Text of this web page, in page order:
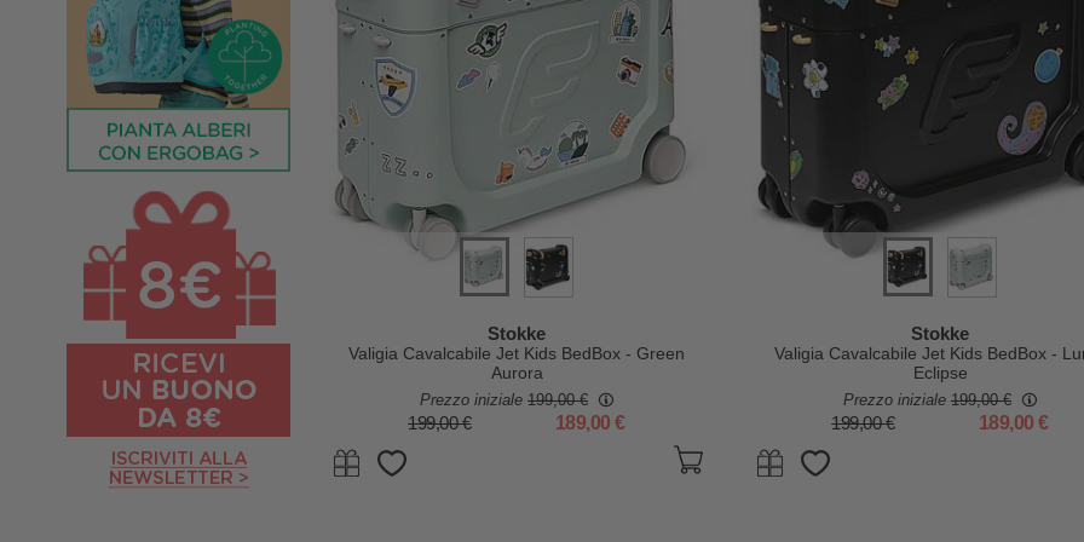
Stokke
Valigia Cavalcabile Jet Kids BedBox - Green
Aurora
Prezzo iniziale 199,00 €
199,00 € 189,00 €
Stokke
Valigia Cavalcabile Jet Kids BedBox -
Eclipse
Prezzo iniziale 199,00 €
199,00 € 189,00 €